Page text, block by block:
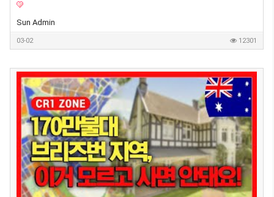
Sun Admin
03-02 12301